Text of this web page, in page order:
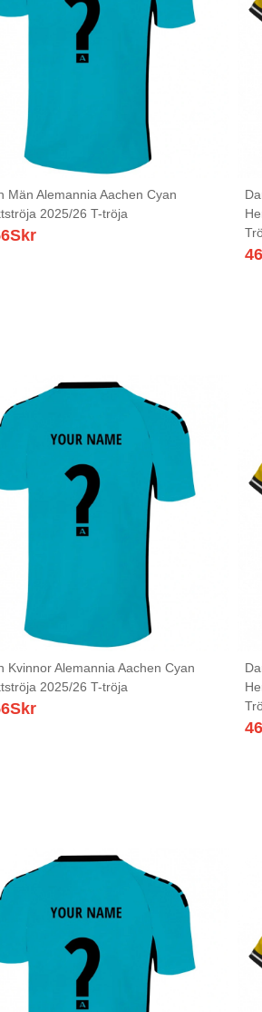
Män Alemannia Aachen Cyan
2025/26 T-tröja
Skr
Kvinnor Alemannia Aachen Cyan
2025/26 T-tröja
Skr